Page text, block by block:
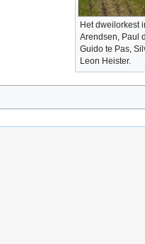
Het dweilorkest
Arendsen, Paul
Guido te Pas,
Leon Heister.